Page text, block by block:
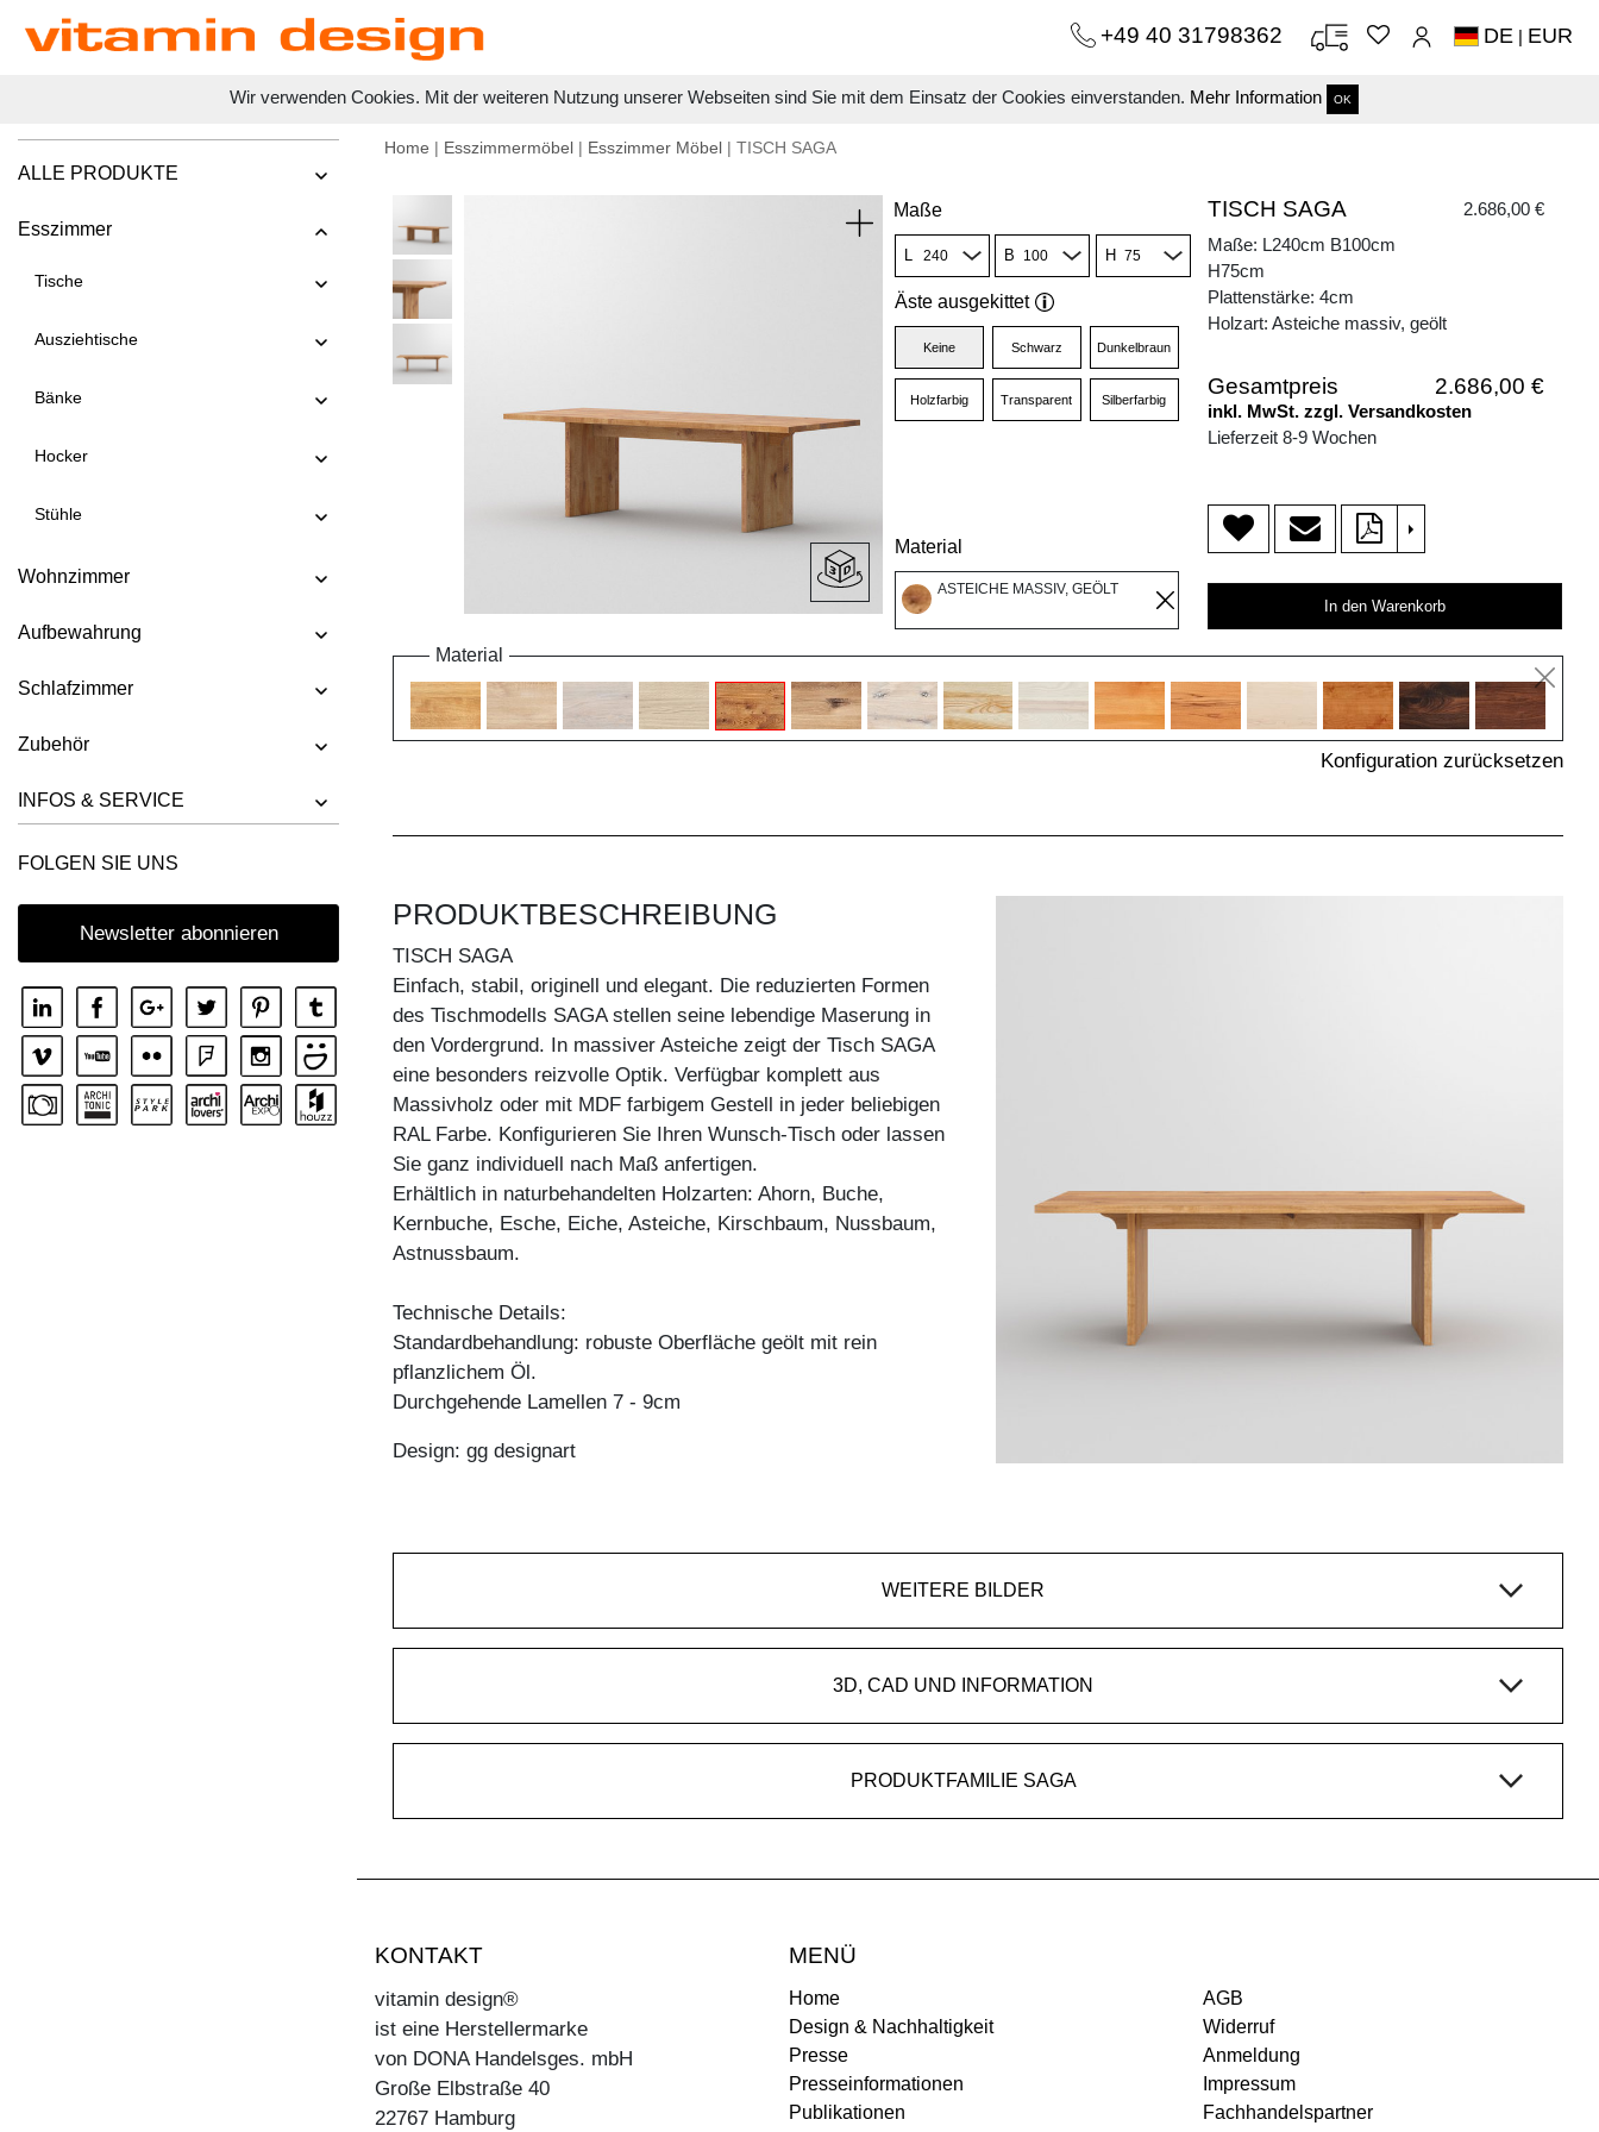
Wir verwenden Cookies. Mit der weiteren Nutzung unserer Webseiten sind Sie mit dem Einsatz der Cookies einverstanden. Mehr Information OK
+49 40 31798362 DE | EUR
ALLE PRODUKTE
Esszimmer
Tische
Ausziehtische
Bänke
Hocker
Stühle
Wohnzimmer
Aufbewahrung
Schlafzimmer
Zubehör
INFOS & SERVICE
FOLGEN SIE UNS
Newsletter abonnieren
Home | Esszimmermöbel | Esszimmer Möbel | TISCH SAGA
Maße
L B H
Äste ausgekittet
Keine Schwarz Dunkelbraun
Holzfarbig Transparent Silberfarbig
Material
ASTEICHE MASSIV, GEÖLT
TISCH SAGA
2.686,00 €
Maße: L240cm B100cm
H75cm
Plattenstärke: 4cm
Holzart: Asteiche massiv, geölt
Gesamtpreis 2.686,00 €
inkl. MwSt. zzgl. Versandkosten
Lieferzeit 8-9 Wochen
>
In den Warenkorb
Material
Konfiguration zurücksetzen
PRODUKTBESCHREIBUNG
TISCH SAGA
Einfach, stabil, originell und elegant. Die reduzierten Formen
des Tischmodells SAGA stellen seine lebendige Maserung in
den Vordergrund. In massiver Asteiche zeigt der Tisch SAGA
eine besonders reizvolle Optik. Verfügbar komplett aus
Massivholz oder mit MDF farbigem Gestell in jeder beliebigen
RAL Farbe. Konfigurieren Sie Ihren Wunsch-Tisch oder lassen
Sie ganz individuell nach Maß anfertigen.
Erhältlich in naturbehandelten Holzarten: Ahorn, Buche,
Kernbuche, Esche, Eiche, Asteiche, Kirschbaum, Nussbaum,
Astnussbaum.
Technische Details:
Standardbehandlung: robuste Oberfläche geölt mit rein
pflanzlichem Öl.
Durchgehende Lamellen 7 - 9cm
Design: gg designart
WEITERE BILDER
3D, CAD UND INFORMATION
PRODUKTFAMILIE SAGA
KONTAKT
vitamin design®
ist eine Herstellermarke
von DONA Handelsges. mbH
Große Elbstraße 40
22767 Hamburg
MENÜ
Home
Design & Nachhaltigkeit
Presse
Presseinformationen
Publikationen
AGB
Widerruf
Anmeldung
Impressum
Fachhandelspartner